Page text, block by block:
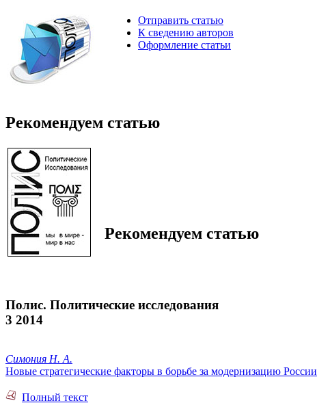
Отправить статью
К сведению авторов
Оформление статьи
Рекомендуем статью
Рекомендуем статью
Полис. Политические исследования
3 2014
Симония Н. А.
Новые стратегические факторы в борьбе за модернизацию России
Полный текст